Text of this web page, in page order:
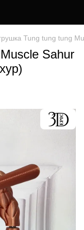
Tung tung tung
Sahur